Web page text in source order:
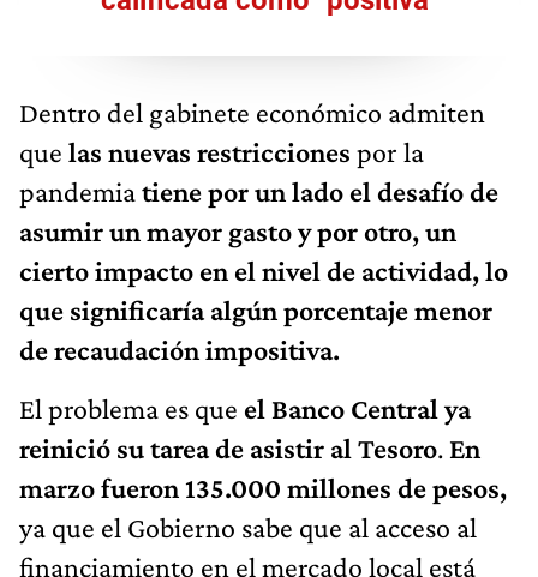
Dentro del gabinete económico admiten
que las nuevas restricciones por la
pandemiatiene por un lado el desafío de
asumir un mayor gasto y por otro, un
cierto impacto en el nivel de actividad, lo
que significaría algún porcentaje menor
de recaudación impositiva.
El problema es que el Banco Central ya
reinició su tarea de asistir al Tesoro. En
marzo fueron 135.000 millones de pesos,
ya que el Gobierno sabe que al acceso al
financiamiento en el mercado local está